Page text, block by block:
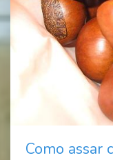
Como assar